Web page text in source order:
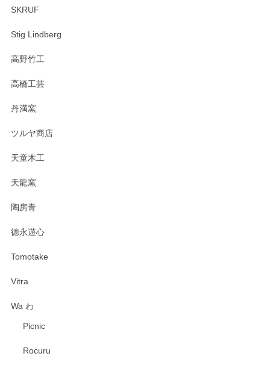
SKRUF
Stig Lindberg
高野竹工
高橋工芸
丹満窯
ツルヤ商店
天童木工
天龍窯
陶房青
徳永遊心
Tomotake
Vitra
Wa わ
Picnic
Rocuru